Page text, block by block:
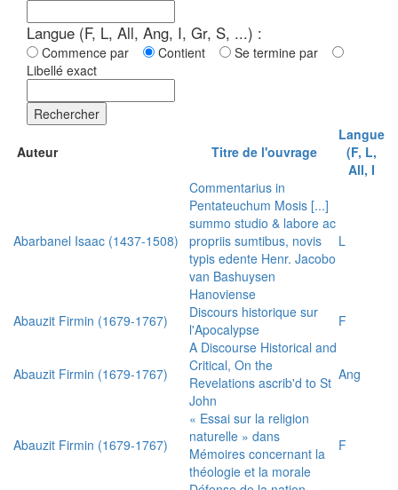
Langue (F, L, All, Ang, I, Gr, S, ...) :
Commence par Contient
Se termine par
Libellé exact
Rechercher
Auteur Titre de l'ouvrage
Langue
(F, L,
All, I
Abarbanel Isaac (1437-1508)
Commentarius in
Pentateuchum Mosis [...]
summo studio & labore ac
propriis sumtibus, novis
typis edente Henr. Jacobo
van Bashuysen
Hanoviense
L
Abauzit Firmin (1679-1767)
Discours historique sur
l'Apocalypse
F
Abauzit Firmin (1679-1767)
A Discourse Historical and
Critical, On the
Revelations ascrib'd to St
John
Ang
Abauzit Firmin (1679-1767)
« Essai sur la religion
naturelle » dans
Mémoires concernant la
théologie et la morale
F